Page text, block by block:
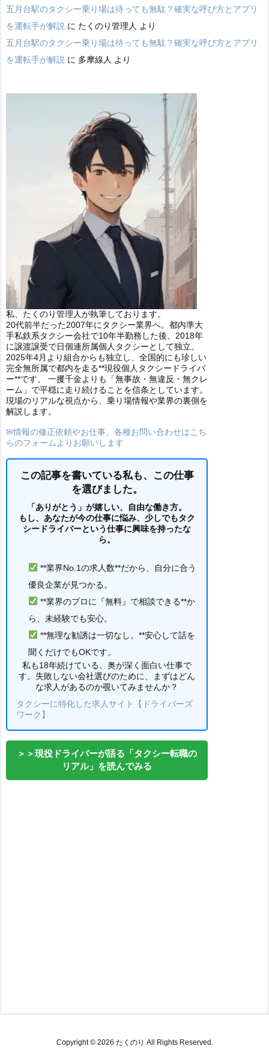
五月台駅のタクシー乗り場は待っても無駄？確実な呼び方とアプリ
を運転手が解説 に たくのり管理人 より
五月台駅のタクシー乗り場は待っても無駄？確実な呼び方とアプリ
を運転手が解説 に 多摩線人 より
私、たくのり管理人が執筆しております。
20代前半だった2007年にタクシー業界へ。都内準大
手私鉄系タクシー会社で10年半勤務した後、2018年
に譲渡譲受で日個連所属個人タクシーとして独立。
2025年4月より組合からも独立し、全国的にも珍しい
完全無所属で都内を走る**現役個人タクシードライバ
ー**です。 一攫千金よりも「無事故・無違反・無クレ
ーム」で平穏に走り続けることを信条としています。
現場のリアルな視点から、乗り場情報や業界の裏側を
解説します。
✉情報の修正依頼やお仕事、各種お問い合わせはこち
らのフォームよりお願いします
この記事を書いている私も、この仕事
を選びました。
「ありがとう」が嬉しい、自由な働き方。
もし、あなたが今の仕事に悩み、少しでもタク
シードライバーという仕事に興味を持ったな
ら。
**業界No.1の求人数**だから、自分に合う
優良企業が見つかる。
**業界のプロに『無料』で相談できる**か
ら、未経験でも安心。
**無理な勧誘は一切なし。**安心して話を
聞くだけでもOKです。
私も18年続けている、奥が深く面白い仕事で
す。失敗しない会社選びのために、まずはどん
な求人があるのか覗いてみませんか？
タクシーに特化した求人サイト【ドライバーズ
ワーク】
＞＞現役ドライバーが語る「タクシー転職の
リアル」を読んでみる
Copyright © 2026 たくのり All Rights Reserved.